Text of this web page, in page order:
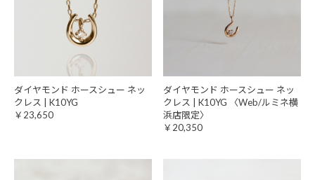
ダイヤモンド ホースシュー ネッ
クレス | K10YG
￥23,650
ダイヤモンド ホースシュー ネッ
クレス | K10YG 〈Web/ルミネ横
浜店限定〉
￥20,350